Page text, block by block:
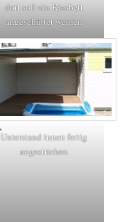
dort soll ein Kiesbett
angeschüttet werden
Unterstand innen fertig
angestrichen